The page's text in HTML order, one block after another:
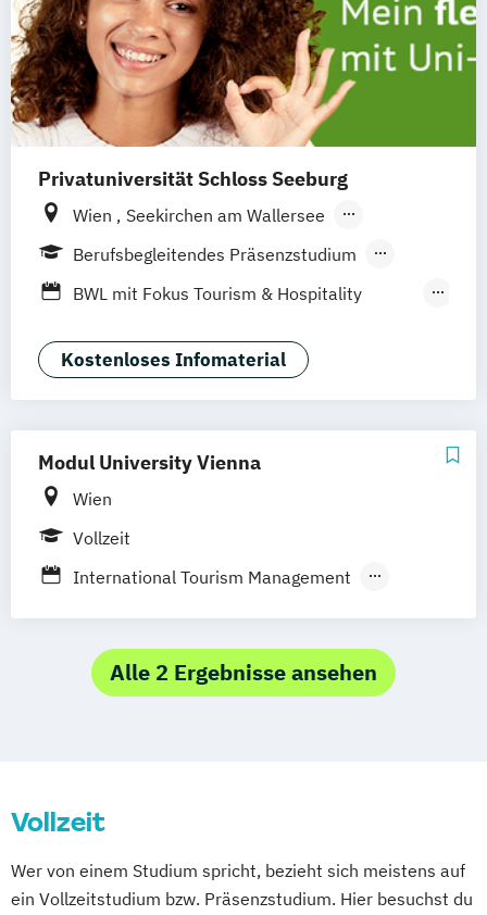
Privatuniversität Schloss Seeburg
Wien
Seekirchen am Wallersee
Innsbruck Graz Linz Südtirol
Berufsbegleitendes Präsenzstudium
Fernstudium
Duales Studium Vollzeit
BWL mit Fokus Tourism & Hospitality
MBA in General Management (120 CP)
Master of Business Administration (60 CP)
Kostenloses Infomaterial
Modul University Vienna
Wien
Vollzeit
International Tourism Management
Alle 2 Ergebnisse ansehen
Vollzeit
Wer von einem Studium spricht, bezieht sich meistens auf
ein Vollzeitstudium bzw. Präsenzstudium. Hier besuchst du